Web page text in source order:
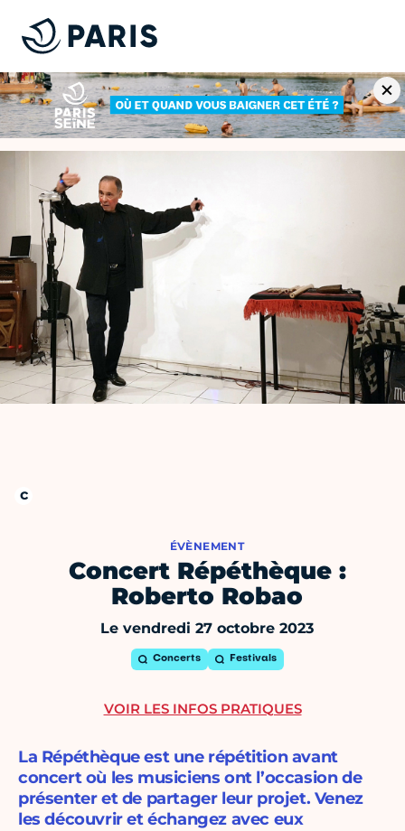
ÉVÈNEMENT
Concert Répéthèque :
Roberto Robao
Le vendredi 27 octobre 2023
Concerts Festivals
La Répéthèque est une répétition avant
concert où les musiciens ont l’occasion de
présenter et de partager leur projet. Venez
les découvrir et échangez avec eux
VOIR LES INFOS PRATIQUES